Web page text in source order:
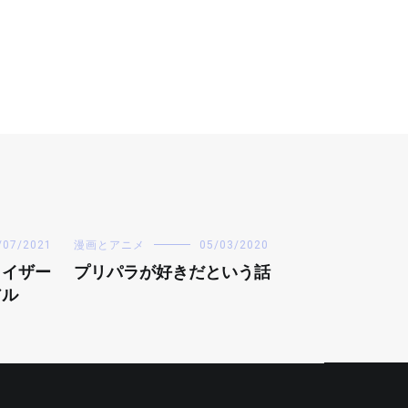
2021
ザー
漫画とアニメ 05/03/2020
プリパラが好きだという話